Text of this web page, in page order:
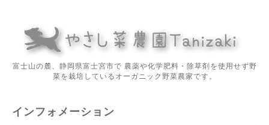
富士山の麓、静岡県富士宮市で 農薬や化学肥料・除草剤を使用せず野
菜を栽培しているオーガニック野菜農家です。
インフォメーション